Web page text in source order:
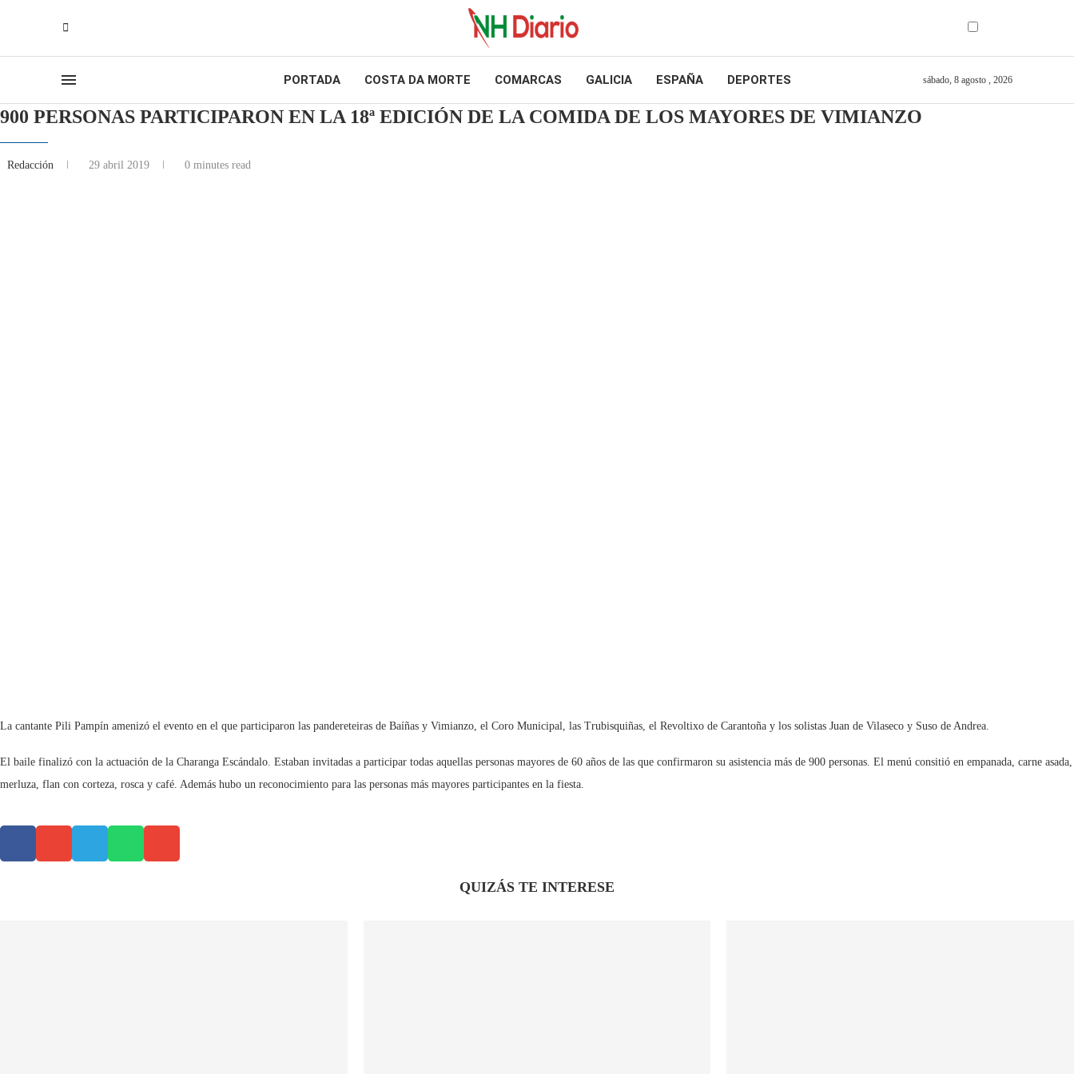
PORTADA COSTA DA MORTE COMARCAS GALICIA ESPAÑA DEPORTES sábado, 8 agosto , 2026
900 PERSONAS PARTICIPARON EN LA 18ª EDICIÓN DE LA COMIDA DE LOS MAYORES DE VIMIANZO
Redacción 29 abril 2019 0 minutes read
La cantante Pili Pampín amenizó el evento en el que participaron las pandereteiras de Baíñas y Vimianzo, el Coro Municipal, las Trubisquiñas, el Revoltixo de Carantoña y los solistas Juan de Vilaseco y Suso de Andrea.
El baile finalizó con la actuación de la Charanga Escándalo. Estaban invitadas a participar todas aquellas personas mayores de 60 años de las que confirmaron su asistencia más de 900 personas. El menú consitió en empanada, carne asada,
merluza, flan con corteza, rosca y café. Además hubo un reconocimiento para las personas más mayores participantes en la fiesta.
QUIZÁS TE INTERESE